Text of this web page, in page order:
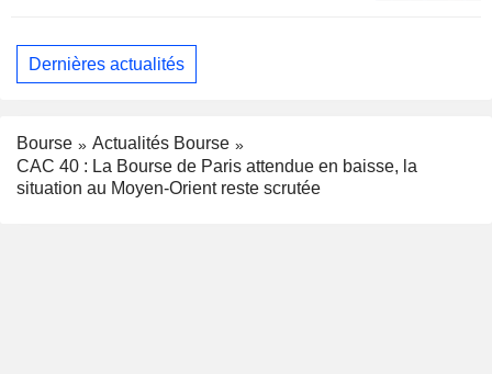
Dernières actualités
Bourse
Actualités Bourse
CAC 40 : La Bourse de Paris attendue en baisse, la
situation au Moyen-Orient reste scrutée